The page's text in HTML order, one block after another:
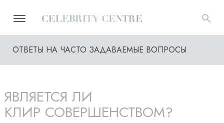
ОТВЕТЫ НА ЧАСТО ЗАДАВАЕМЫЕ ВОПРОСЫ
ЯВЛЯЕТСЯ ЛИ
КЛИР СОВЕРШЕНСТВОМ?